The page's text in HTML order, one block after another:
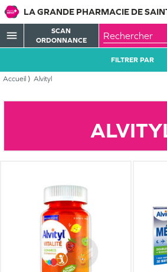
LA GRANDE PHARMACIE DE
menu
SCAN
ORDONNANCE
Accueil Alvityl
FILTRER PAR